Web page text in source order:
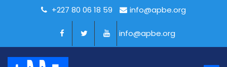
+227 80 06 18 59 info@apbe.org
info@apbe.org